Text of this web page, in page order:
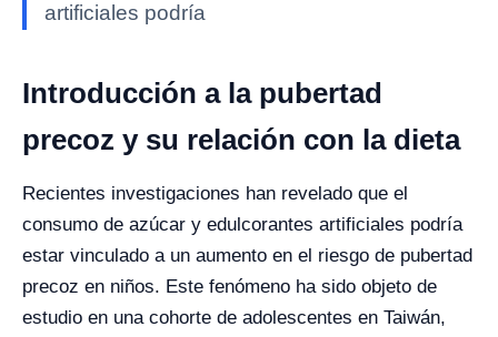
artificiales podría
Introducción a la pubertad
precoz y su relación con la dieta
Recientes investigaciones han revelado que el
consumo de azúcar y edulcorantes artificiales podría
estar vinculado a un aumento en el riesgo de pubertad
precoz en niños. Este fenómeno ha sido objeto de
estudio en una cohorte de adolescentes en Taiwán,